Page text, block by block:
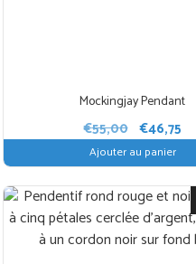
Mockingjay Pendant
€55,00 Le
prix
initial
était :
€55,00.
€46,75Le
Ajouter au panier